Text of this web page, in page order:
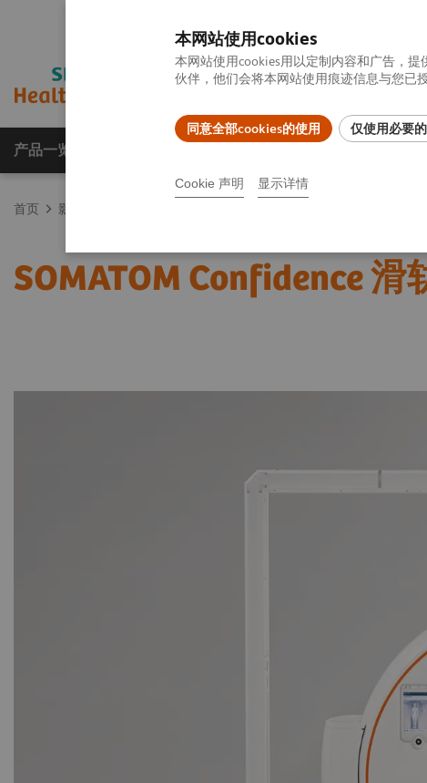
本网站使用cookies
本网站使用cookies用以定制内容和广告，
伙伴，他们会将本网站使用痕迹信息与您已
同意全部cookies的使用 仅使用必要
Cookie 声明 显示详情
产品一览
首页 影像诊断与治疗
SOMATOM Confidence 滑